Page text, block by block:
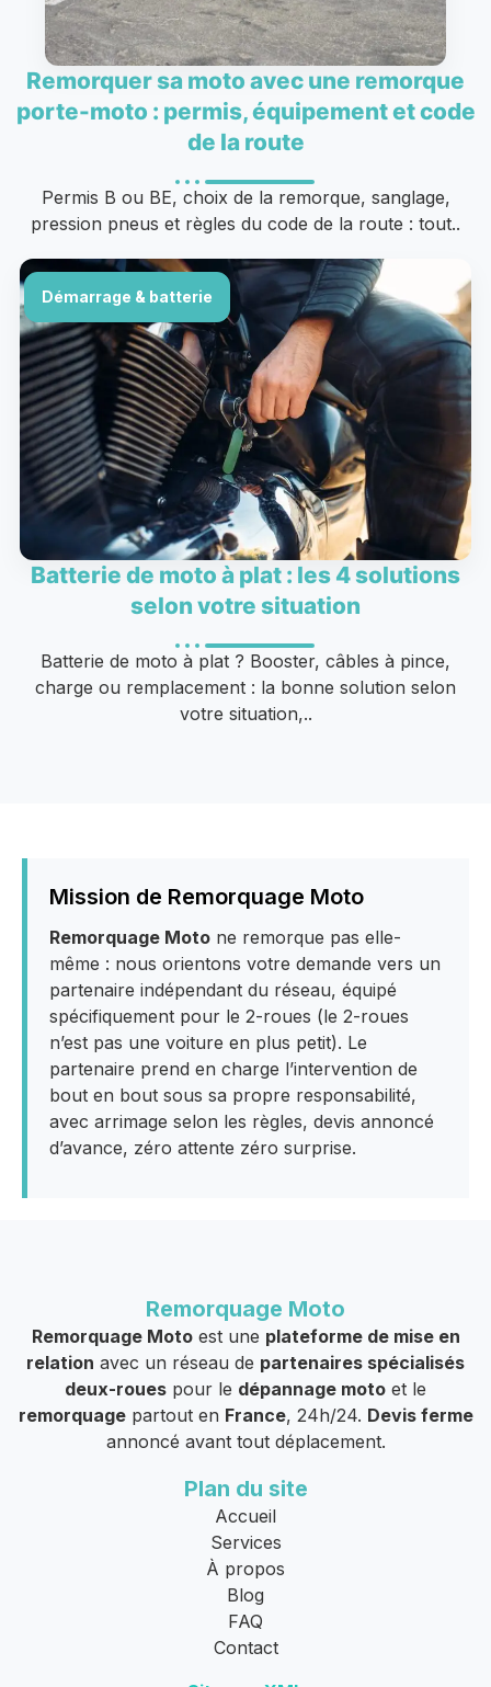
Remorquer sa moto avec une remorque
porte-moto : permis, équipement et code
de la route
Permis B ou BE, choix de la remorque, sanglage,
pression pneus et règles du code de la route : tout..
Démarrage & batterie
Batterie de moto à plat : les 4 solutions
selon votre situation
Batterie de moto à plat ? Booster, câbles à pince,
charge ou remplacement : la bonne solution selon
votre situation,..
Mission de Remorquage Moto
Remorquage Moto ne remorque pas elle-
même : nous orientons votre demande vers un
partenaire indépendant du réseau, équipé
spécifiquement pour le 2-roues (le 2-roues
n’est pas une voiture en plus petit). Le
partenaire prend en charge l’intervention de
bout en bout sous sa propre responsabilité,
avec arrimage selon les règles, devis annoncé
d’avance, zéro attente zéro surprise.
Remorquage Moto
Remorquage Motoest une plateforme de mise en
relation avec un réseau de partenaires spécialisés
deux-roues pour le dépannage moto et le
remorquagepartout en France, 24h/24. Devis ferme
annoncé avant tout déplacement.
Plan du site
Accueil
Services
À propos
Blog
FAQ
Contact